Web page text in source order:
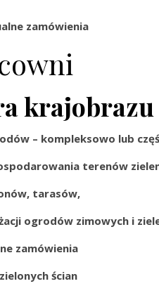
zamówienia
krajobrazu
– kompleksowo lub
terenów
tarasów,
ogrodów zimowych i
zamówienia
ścian